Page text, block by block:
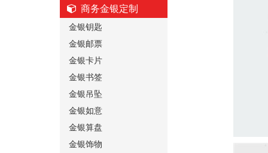
商务金银定制
金银钥匙
金银邮票
金银卡片
金银书签
金银吊坠
金银如意
金银算盘
金银饰物